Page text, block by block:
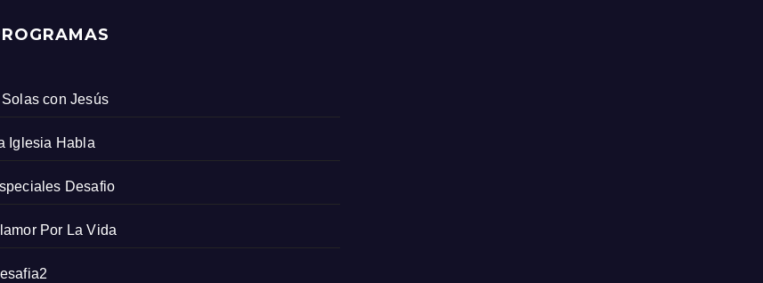
Solas con Jesús
Iglesia Habla
Desafio
Por La Vida